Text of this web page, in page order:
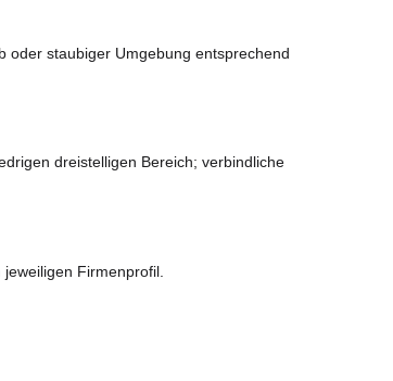
oder staubiger Umgebung entsprechend
dreistelligen Bereich; verbindliche
Firmenprofil.